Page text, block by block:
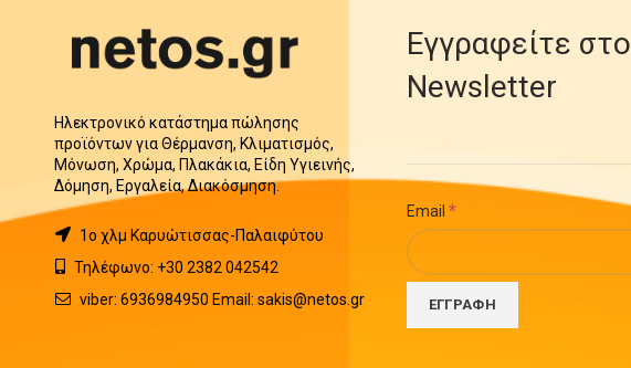
Ηλεκτρονικό κατάστημα πώλησης
προϊόντων για Θέρμανση, Κλιματισμός,
Μόνωση, Χρώμα, Πλακάκια, Είδη Υγιεινής,
Δόμηση, Εργαλεία, Διακόσμηση.
1o χλμ Καρυώτισσας-Παλαιφύτου
Τηλέφωνο: +30 2382 042542
viber: 6936984950 Email: sakis@netos.gr
Εγγραφείτε στο
Newsletter
Email *